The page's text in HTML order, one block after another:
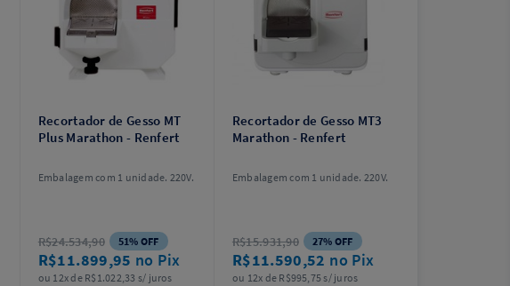
Recortador de Gesso MT
Plus Marathon - Renfert
Embalagem com 1 unidade. 220V.
R$24.534,90 51% OFF
R$11.899,95 no Pix
ou 12x de R$1.022,33 s/ juros
Recortador de Gesso MT3
Marathon - Renfert
Embalagem com 1 unidade. 220V.
R$15.931,90 27% OFF
R$11.590,52 no Pix
ou 12x de R$995,75 s/ juros